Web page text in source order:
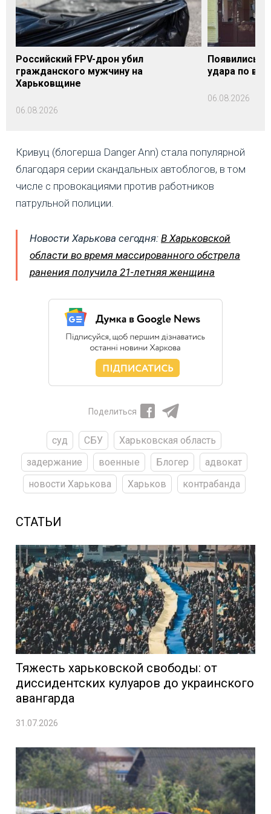
Российский FPV-дрон убил
гражданского мужчину на
Харьковщине
06.08.2026
Появились
удара по
06.08.2026
Кривуц (блогерша Danger Ann) стала популярной
благодаря серии скандальных автоблогов, в том
числе с провокациями против работников
патрульной полиции.
Новости Харькова сегодня: В Харьковской
области во время массированного обстрела
ранения получила 21-летняя женщина
Поделиться
суд СБУ
Харьковская область
задержание
военные Блогер
адвокат
новости Харькова
Харьков контрабанда
СТАТЬИ
Тяжесть харьковской свободы: от
диссидентских кулуаров до украинского
авангарда
31.07.2026